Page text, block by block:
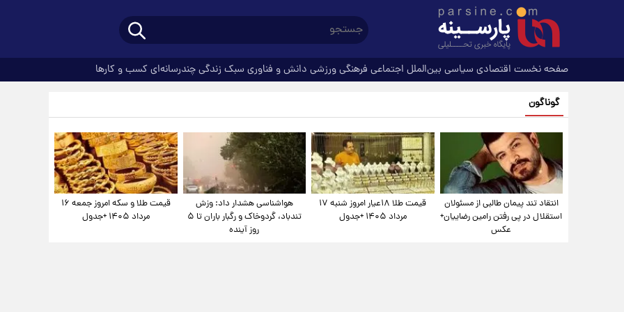
صفحه نخست اقتصادی سیاسی بین‌الملل اجتماعی فرهنگیورزشی دانش و فناوری سبک زندگیچندرسانه‌ای کسب و کارها
گوناگون
انتقاد تند پیمان طالبی از مسئولان
استقلال در پی رفتن رامین رضاییان+
عکس
قیمت طلا ۱۸عیار امروز شنبه ۱۷
مرداد ۱۴۰۵ +جدول
هواشناسی هشدار داد: وزش
تندباد، گردوخاک و رگبار باران تا ۵
روز آینده
قیمت طلا و سکه امروز جمعه ۱۶
مرداد ۱۴۰۵ +جدول